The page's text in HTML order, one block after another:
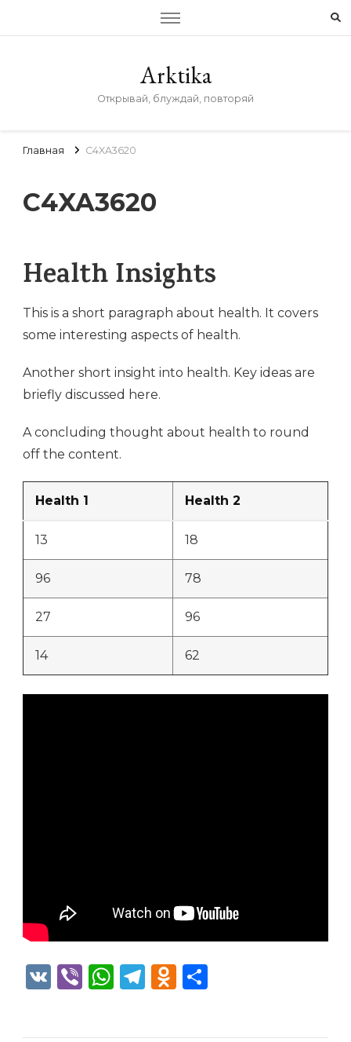
Arktika
Открывай, блуждай, повторяй
Главная C4XA3620
C4XA3620
Health Insights
This is a short paragraph about health. It covers
some interesting aspects of health.
Another short insight into health. Key ideas are
briefly discussed here.
A concluding thought about health to round
off the content.
Health 1 Health 2
13 18
96 78
27 96
14 62
VK ViberWhatsApp
Telegram
Odnoklassniki